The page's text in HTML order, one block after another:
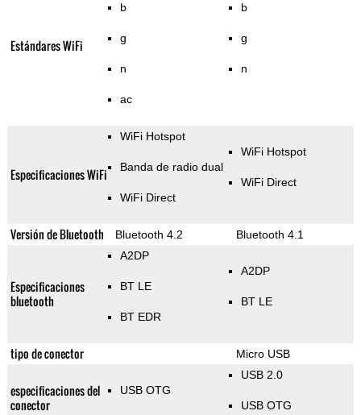
Estándares WiFi
b
g
n
ac
b
g
n
Especificaciones WiFi
WiFi Hotspot
Banda de radio dual
WiFi Direct
WiFi Hotspot
WiFi Direct
Versión de Bluetooth Bluetooth 4.2 Bluetooth 4.1
Especificaciones
bluetooth
A2DP
BT LE
BT EDR
A2DP
BT LE
tipo de conector Micro USB
especificaciones del
conector
USB OTG
USB 2.0
USB OTG